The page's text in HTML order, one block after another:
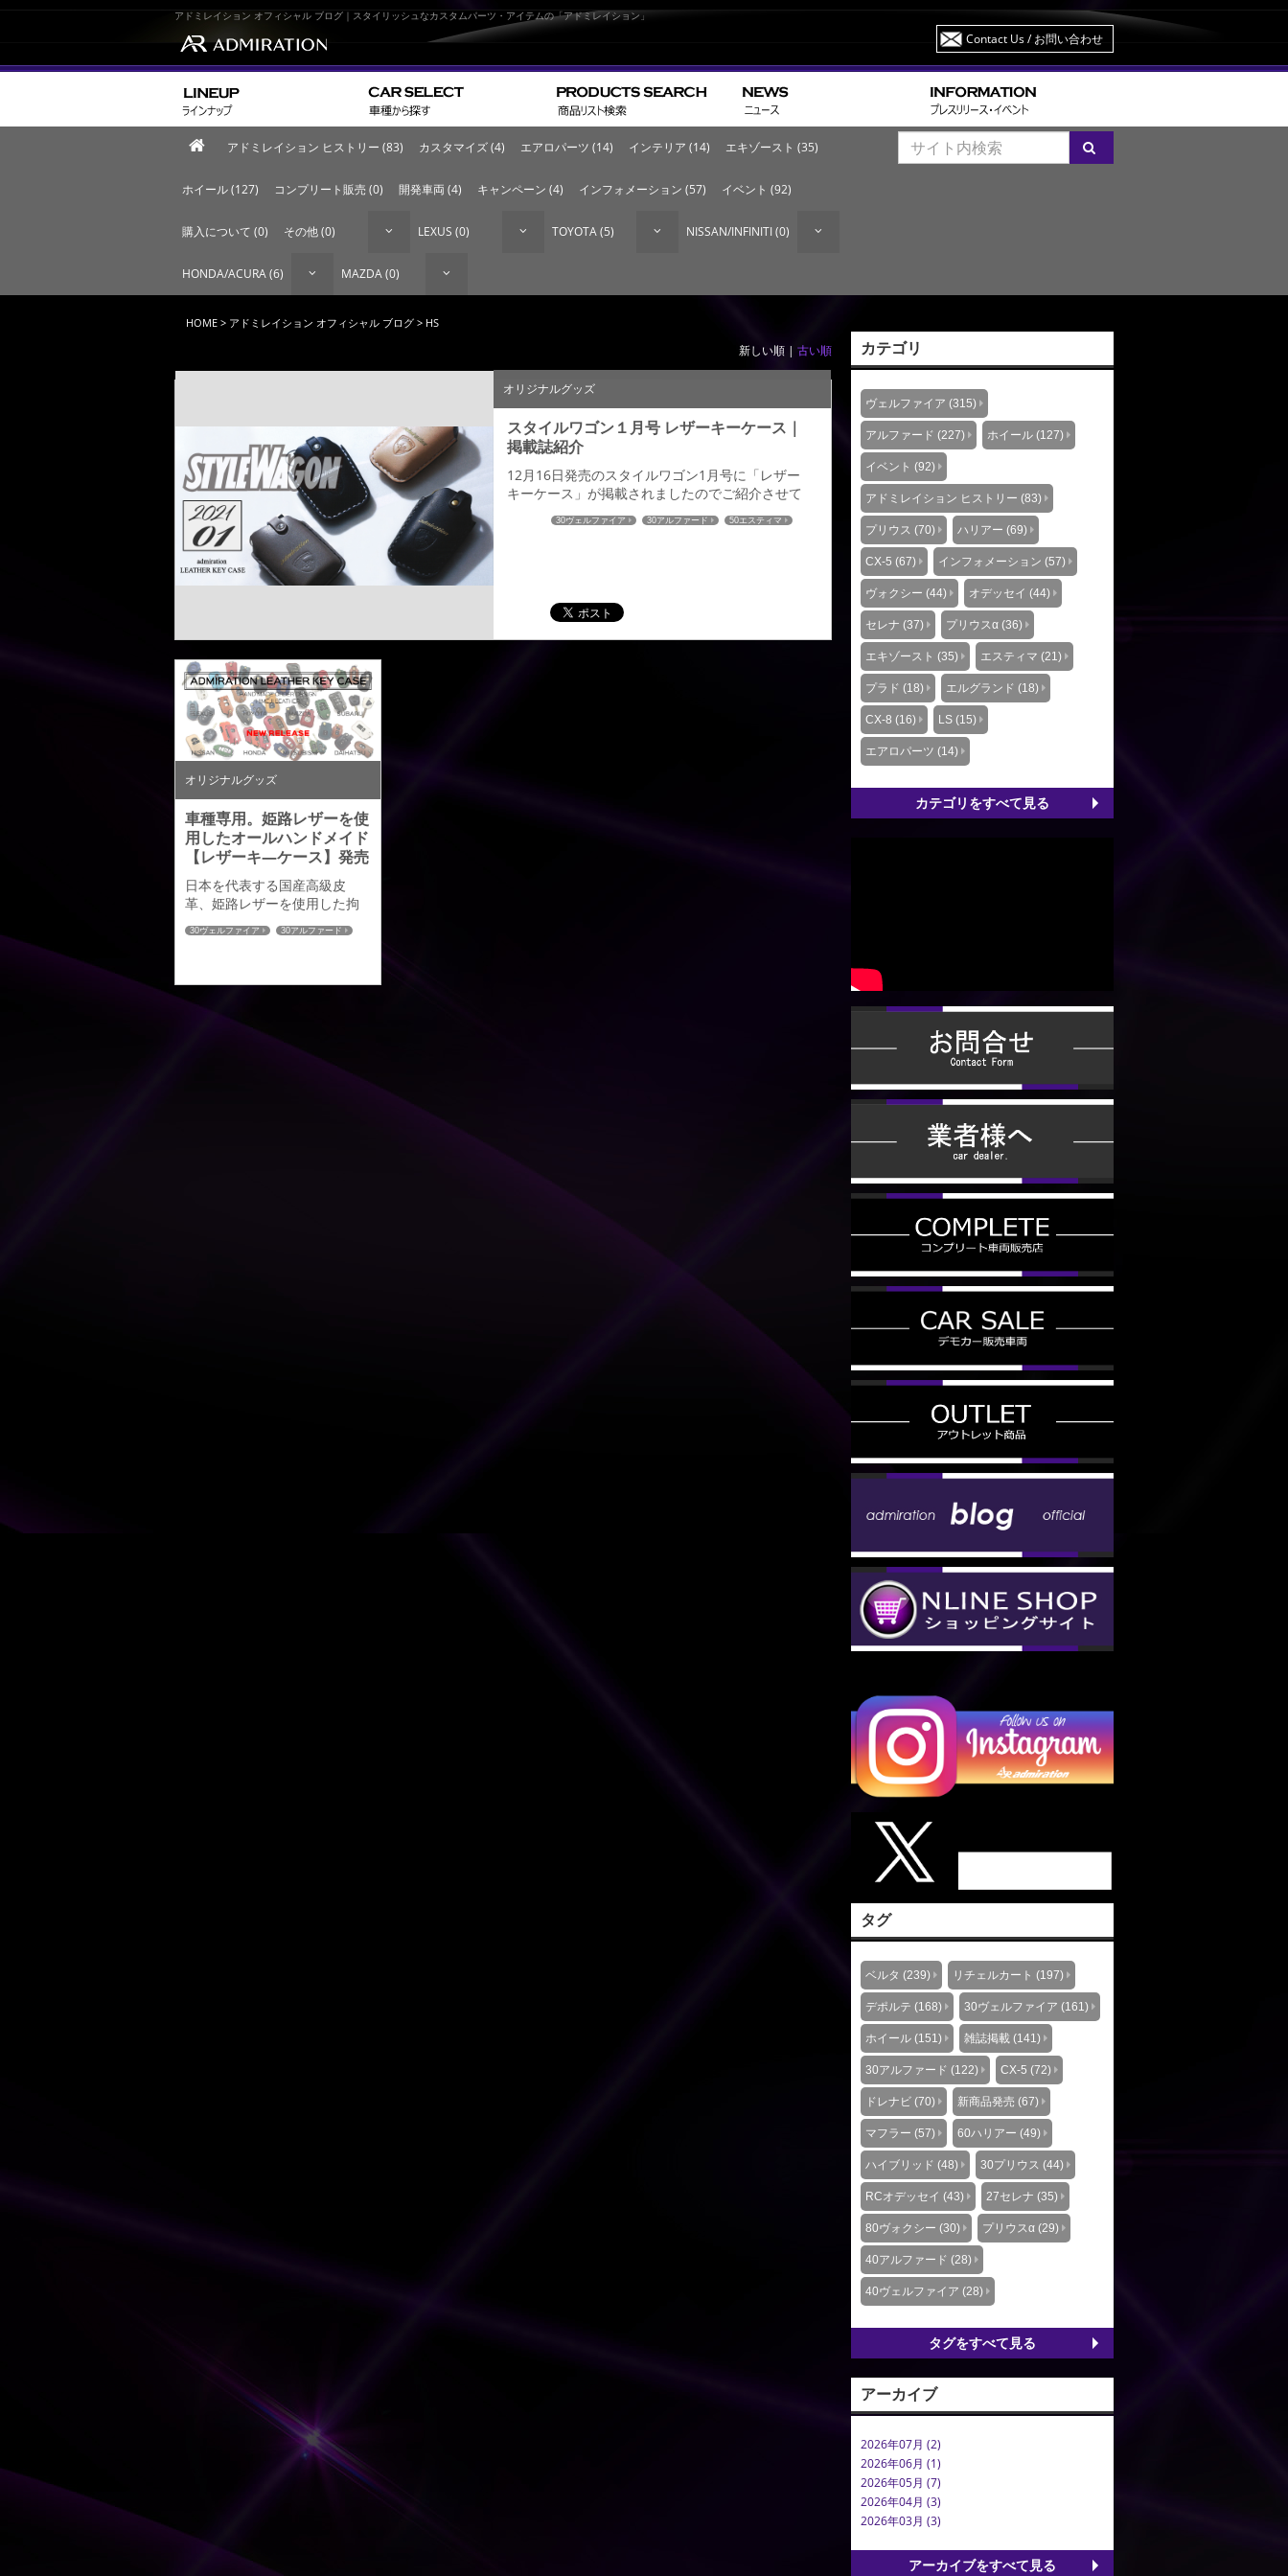
アドミレイション オフィシャル ブログ｜スタイリッシュなカスタムパーツ・アイテムの「アドミレイション」
Contact Us/ お問い合わせ
アドミレイション ヒストリー (83) カスタマイズ (4) エアロパーツ (14) インテリア (14) エキゾースト (35)
ホイール (127) コンプリート販売 (0) 開発車両 (4) キャンペーン (4) インフォメーション (57) イベント (92)
購入について (0) その他 (0) LEXUS (0) TOYOTA (5) NISSAN/INFINITI (0)
HONDA/ACURA (6) MAZDA (0)
HOME > アドミレイション オフィシャル ブログ > HS
新しい順 | 古い順
オリジナルグッズ
スタイルワゴン１月号 レザーキーケース｜
掲載誌紹介
12月16日発売のスタイルワゴン1月号に「レザー
キーケース」が掲載されましたのでご紹介させて
いただきます。 姫路レザーを使用し、２００車種
以上の国産車に対応したレザーキーケースとなり
様のイメージにあった愛車とのコーディネイトも
可能。きっと理想のキ―ケースが見つかる...
30ヴェルファイア 30アルファード
50エスティマ
オリジナルグッズ
車種専用。姫路レザーを使
用したオールハンドメイド
【レザーキ―ケース】発売
日本を代表する国産高級皮
革、姫路レザーを使用した拘
りのオールハンドメイド【レ
ザーキ―ケース】。 厳選され
合いをお楽しみいただける車
種専用【レーザーキ―ケー
ス】を発売させていただきま
す。対応車種は２００車種以
30ヴェルファイア
30アルファード
32エクストレイル
80ハリアー
カテゴリ
ヴェルファイア (315)
アルファード (227) ホイール (127)
イベント (92)
アドミレイション ヒストリー (83)
プリウス (70) ハリアー (69)
CX-5 (67) インフォメーション (57)
ヴォクシー (44) オデッセイ (44)
セレナ (37) プリウスα (36)
エキゾースト (35) エスティマ (21)
プラド (18) エルグランド (18)
CX-8 (16) LS (15)
エアロパーツ (14)
カテゴリをすべて見る
タグ
ベルタ (239) リチェルカート (197)
デポルテ (168) 30ヴェルファイア (161)
ホイール (151) 雑誌掲載 (141)
30アルファード (122) CX-5 (72)
ドレナビ (70) 新商品発売 (67)
マフラー (57) 60ハリアー (49)
ハイブリッド (48) 30プリウス (44)
RCオデッセイ (43) 27セレナ (35)
80ヴォクシー (30) プリウスα (29)
40アルファード (28)
40ヴェルファイア (28)
タグをすべて見る
アーカイブ
2026年07月 (2)
2026年06月 (1)
2026年05月 (7)
2026年04月 (3)
2026年03月 (3)
アーカイブをすべて見る